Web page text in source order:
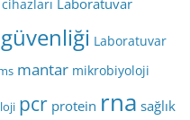
Laboratuvar
Laboratuvar
mantar mikrobiyoloji
pcr protein rna sağlık